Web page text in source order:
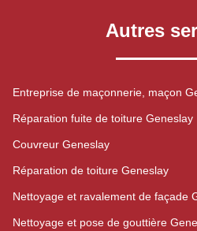
Autres
Entreprise de maçonnerie, maçon
Réparation fuite de toiture Geneslay
Couvreur Geneslay
Réparation de toiture Geneslay
Nettoyage et ravalement de façade
Nettoyage et pose de gouttière